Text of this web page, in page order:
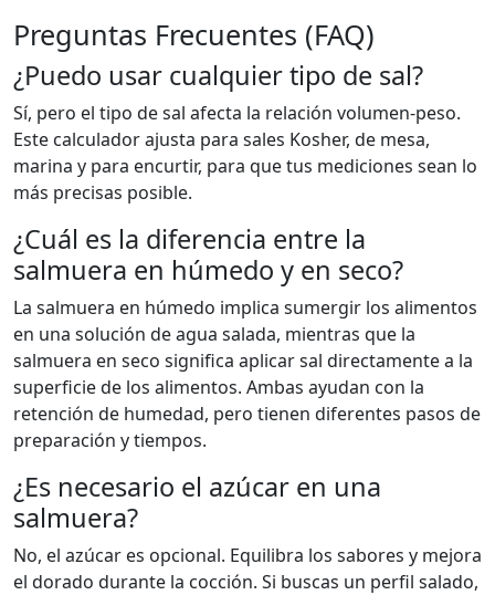
Preguntas Frecuentes (FAQ)
¿Puedo usar cualquier tipo de sal?
Sí, pero el tipo de sal afecta la relación volumen-peso.
Este calculador ajusta para sales Kosher, de mesa,
marina y para encurtir, para que tus mediciones sean lo
más precisas posible.
¿Cuál es la diferencia entre la
salmuera en húmedo y en seco?
La salmuera en húmedo implica sumergir los alimentos
en una solución de agua salada, mientras que la
salmuera en seco significa aplicar sal directamente a la
superficie de los alimentos. Ambas ayudan con la
retención de humedad, pero tienen diferentes pasos de
preparación y tiempos.
¿Es necesario el azúcar en una
salmuera?
No, el azúcar es opcional. Equilibra los sabores y mejora
el dorado durante la cocción. Si buscas un perfil salado,